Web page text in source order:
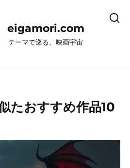
eigamori.com
テーマで巡る、映画宇宙
たおすすめ作品10